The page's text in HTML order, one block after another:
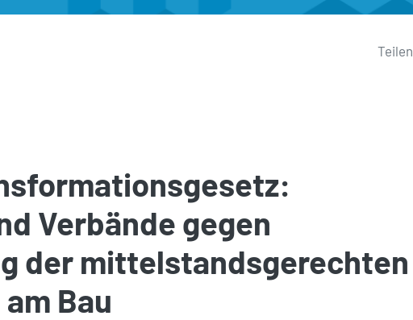
Teilen
Verbände gegen
der mittelstandsgerechten
Bau